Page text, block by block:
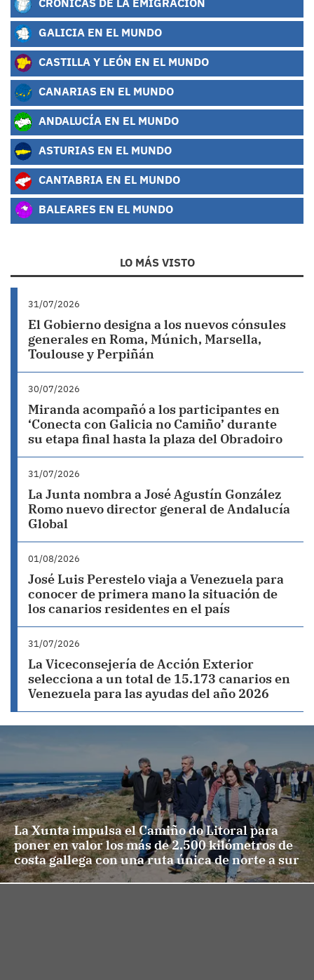
GALICIA EN EL MUNDO
CASTILLA Y LEÓN EN EL MUNDO
CANARIAS EN EL MUNDO
ANDALUCÍA EN EL MUNDO
ASTURIAS EN EL MUNDO
CANTABRIA EN EL MUNDO
BALEARES EN EL MUNDO
LO MÁS VISTO
31/07/2026
El Gobierno designa a los nuevos cónsules
generales en Roma, Múnich, Marsella,
Toulouse y Perpiñán
30/07/2026
Miranda acompañó a los participantes en
‘Conecta con Galicia no Camiño’ durante
su etapa final hasta la plaza del Obradoiro
31/07/2026
La Junta nombra a José Agustín González
Romo nuevo director general de Andalucía
Global
01/08/2026
José Luis Perestelo viaja a Venezuela para
conocer de primera mano la situación de
los canarios residentes en el país
31/07/2026
La Viceconsejería de Acción Exterior
selecciona a un total de 15.173 canarios en
Venezuela para las ayudas del año 2026
La Xunta impulsa el Camiño do Litoral para
poner en valor los más de 2.500 kilómetros de
costa gallega con una ruta única de norte a sur